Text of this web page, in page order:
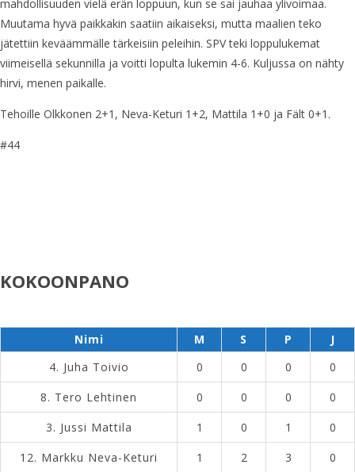
mahdollisuuden vielä erän loppuun, kun se sai jauhaa ylivoimaa.
Muutama hyvä paikkakin saatiin aikaiseksi, mutta maalien teko
jätettiin keväämmälle tärkeisiin peleihin. SPV teki loppulukemat
viimeisellä sekunnilla ja voitti lopulta lukemin 4-6. Kuljussa on nähty
hirvi, menen paikalle.
Tehoille Olkkonen 2+1, Neva-Keturi 1+2, Mattila 1+0 ja Fält 0+1.
#44
KOKOONPANO
Nimi M S P
J
4. Juha Toivio 0 0 0
0
8. Tero Lehtinen 0 0 0
0
3. Jussi Mattila 1 0 1
0
12. Markku Neva-Keturi 1 2 3
0